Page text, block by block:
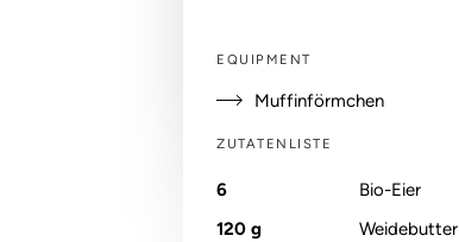
EQUIPMENT
Muffinförmchen
ZUTATENLISTE
6
Bio-Eier
120 g
Weidebutter